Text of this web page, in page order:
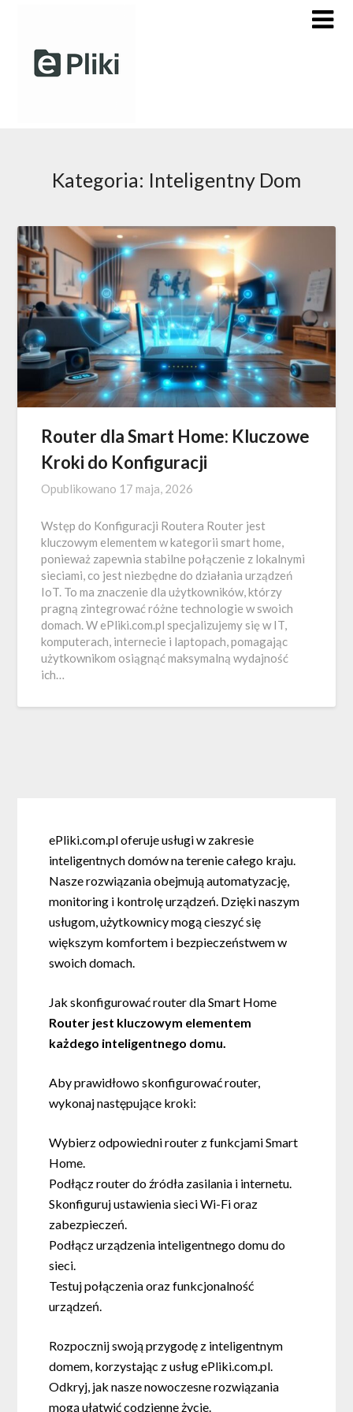
content
Kategoria: Inteligentny Dom
Router dla Smart Home: Kluczowe
Kroki do Konfiguracji
Opublikowano 17 maja, 2026
Wstęp do Konfiguracji Routera Router jest
kluczowym elementem w kategorii smart home,
ponieważ zapewnia stabilne połączenie z lokalnymi
sieciami, co jest niezbędne do działania urządzeń
IoT. To ma znaczenie dla użytkowników, którzy
pragną zintegrować różne technologie w swoich
domach. W ePliki.com.pl specjalizujemy się w IT,
komputerach, internecie i laptopach, pomagając
użytkownikom osiągnąć maksymalną wydajność
ich…
ePliki.com.pl oferuje usługi w zakresie
inteligentnych domów na terenie całego kraju.
Nasze rozwiązania obejmują automatyzację,
monitoring i kontrolę urządzeń. Dzięki naszym
usługom, użytkownicy mogą cieszyć się
większym komfortem i bezpieczeństwem w
swoich domach.
Jak skonfigurować router dla Smart Home
Router jest kluczowym elementem
każdego inteligentnego domu.
Aby prawidłowo skonfigurować router,
wykonaj następujące kroki:
Wybierz odpowiedni router z funkcjami Smart
Home.
Podłącz router do źródła zasilania i internetu.
Skonfiguruj ustawienia sieci Wi-Fi oraz
zabezpieczeń.
Podłącz urządzenia inteligentnego domu do
sieci.
Testuj połączenia oraz funkcjonalność
urządzeń.
Rozpocznij swoją przygodę z inteligentnym
domem, korzystając z usług ePliki.com.pl.
Odkryj, jak nasze nowoczesne rozwiązania
mogą ułatwić codzienne życie.